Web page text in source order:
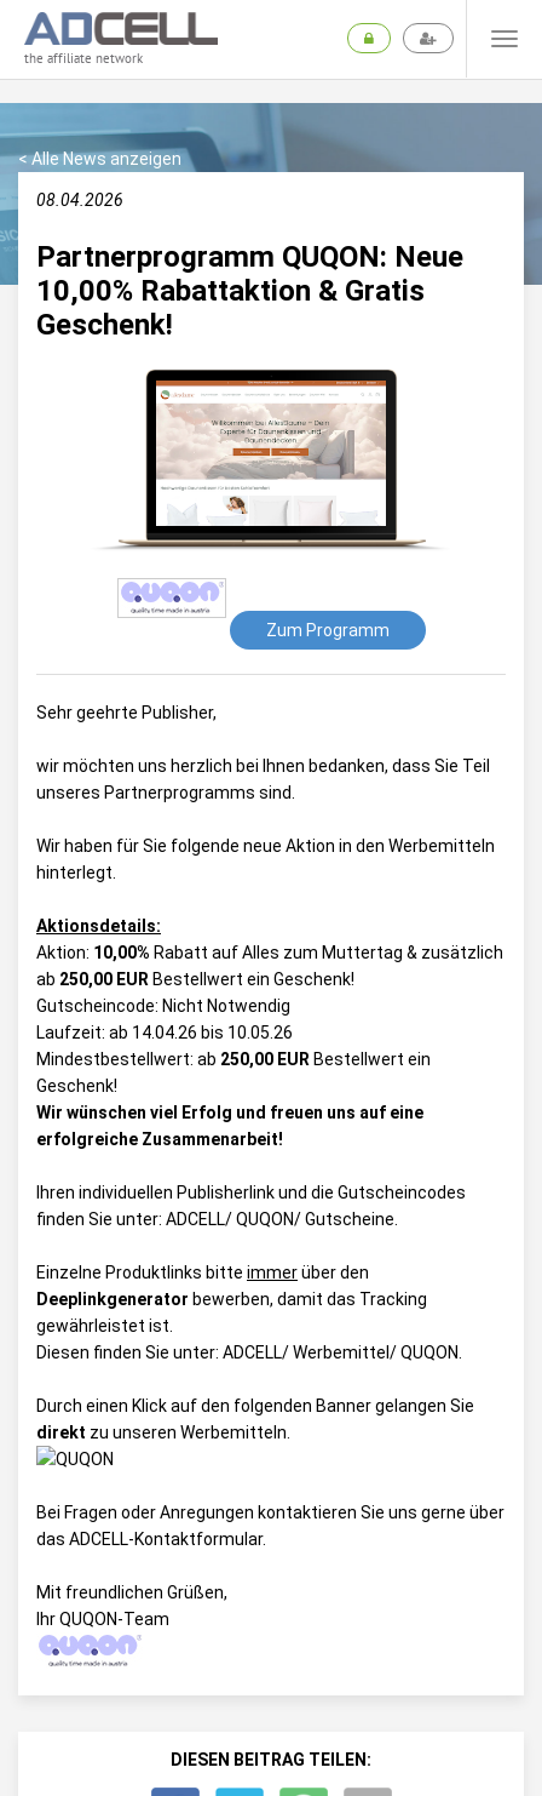
the affiliate network
< Alle News anzeigen
08.04.2026
Partnerprogramm QUQON: Neue
10,00% Rabattaktion & Gratis
Geschenk!
Zum Programm
Sehr geehrte Publisher,
wir möchten uns herzlich bei Ihnen bedanken, dass Sie Teil
unseres Partnerprogramms sind.
Wir haben für Sie folgende neue Aktion in den Werbemitteln
hinterlegt.
Aktionsdetails:
Aktion: 10,00% Rabatt auf Alles zum Muttertag & zusätzlich
ab 250,00 EUR Bestellwert ein Geschenk!
Gutscheincode: Nicht Notwendig
Laufzeit: ab 14.04.26 bis 10.05.26
Mindestbestellwert: ab 250,00 EUR Bestellwert ein
Geschenk!
Wir wünschen viel Erfolg und freuen uns auf eine
erfolgreiche Zusammenarbeit!
Ihren individuellen Publisherlink und die Gutscheincodes
finden Sie unter: ADCELL/ QUQON/ Gutscheine
Einzelne Produktlinks bitte immerüber den
Deeplinkgenerator bewerben, damit das Tracking
gewährleistet ist.
Diesen finden Sie unter: ADCELL/ Werbemittel/ QUQON
Durch einen Klick auf den folgenden Banner gelangen Sie
direkt zu unseren Werbemitteln.
Bei Fragen oder Anregungen kontaktieren Sie uns gerne über
das ADCELL-Kontaktformular.
Mit freundlichen Grüßen,
Ihr QUQON-Team
DIESEN BEITRAG TEILEN: